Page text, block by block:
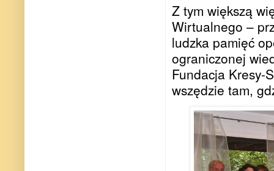
Z tym większą
Wirtualnego –
ludzka pamięć
ograniczonej
Fundacja Kresy-
wszędzie tam,